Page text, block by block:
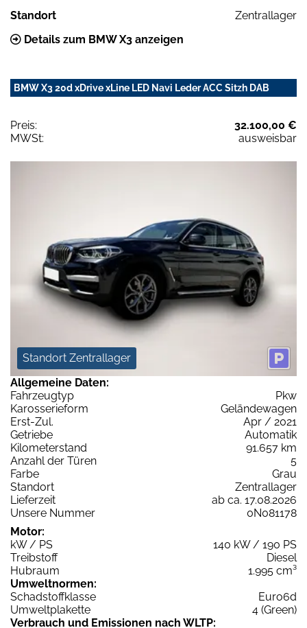
Standort
Zentrallager
Details zum BMW X3 anzeigen
BMW X3 20d xDrive xLine LED Navi Leder ACC Sitzh DAB
Preis:
32.100,00 €
MWSt:
ausweisbar
Standort Zentrallager
Allgemeine Daten:
Fahrzeugtyp
Pkw
Karosserieform
Geländewagen
Erst-Zul.
Apr / 2021
Getriebe
Automatik
Kilometerstand
91.657 km
Anzahl der Türen
5
Farbe
Grau
Standort
Zentrallager
Lieferzeit
ab ca. 17.08.2026
Unsere Nummer
0N081178
Motor:
kW / PS
140 kW / 190 PS
Treibstoff
Diesel
Hubraum
1.995 cm³
Umweltnormen:
Schadstoffklasse
Euro6d
Umweltplakette
4 (Green)
Verbrauch und Emissionen nach WLTP: